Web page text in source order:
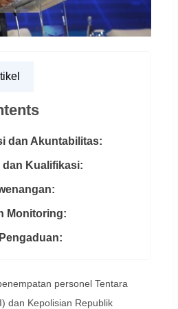
dan Akuntabilitas:
dan Kualifikasi:
Monitoring:
personel Tentara
dan Kepolisian Republik